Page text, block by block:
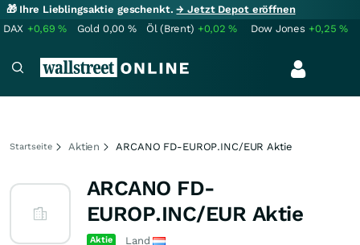
🎁 Ihre Lieblingsaktie geschenkt.→ Jetzt Depot eröffnen
DAX +0,69% Gold 0,00 % Öl (Brent) +0,02% Dow Jones +0,25%
Startseite Aktien ARCANO FD-EUROP.INC/EUR Aktie
ARCANO FD-
EUROP.INC/EUR Aktie
Aktie Land